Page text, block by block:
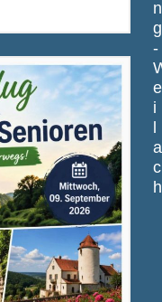
n
g
-
e
i
a
c
h